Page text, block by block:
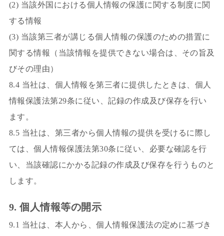
(2) 当該外国における個人情報の保護に関する制度に関
する情報
(3) 当該第三者が講じる個人情報の保護のための措置に
関する情報（当該情報を提供できない場合は、その旨及
びその理由）
8.4 当社は、個人情報を第三者に提供したときは、個人
情報保護法第29条に従い、記録の作成及び保存を行い
ます。
8.5 当社は、第三者から個人情報の提供を受けるに際し
ては、個人情報保護法第30条に従い、必要な確認を行
い、当該確認にかかる記録の作成及び保存を行うものと
します。
9. 個人情報等の開示
9.1 当社は、本人から、個人情報保護法の定めに基づき